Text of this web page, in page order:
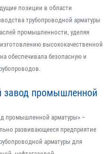
позиции в области
трубопроводной арматуры
промышленности, уделяя
высококачественной
обеспечивала безопасную и
завод промышленной
промышленной арматуры» –
развивающееся предприятие
арматуры для